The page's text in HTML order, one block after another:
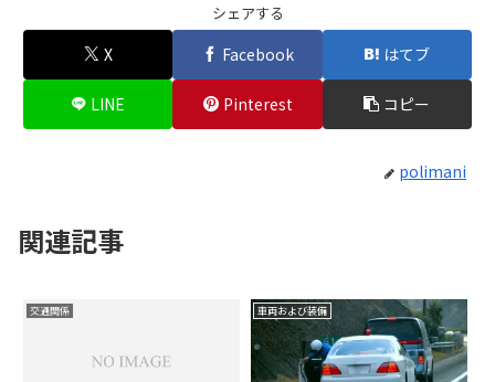
シェアする
X Facebook はてブ
LINE Pinterest コピー
polimani
関連記事
交通関係 車両および装備